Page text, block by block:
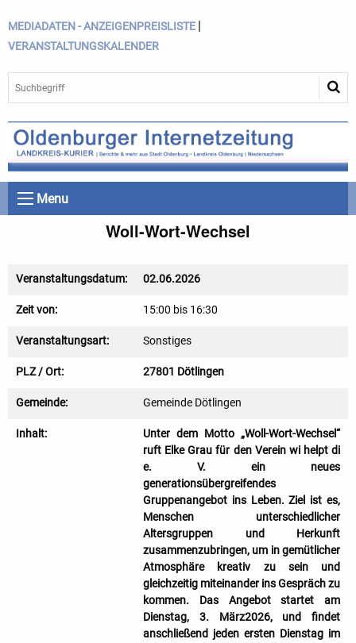
MEDIADATEN - ANZEIGENPREISLISTE |
VERANSTALTUNGSKALENDER
Menu
Woll-Wort-Wechsel
Veranstaltungsdatum: 02.06.2026
Zeit von: 15:00 bis 16:30
Veranstaltungsart: Sonstiges
PLZ / Ort: 27801 Dötlingen
Gemeinde: Gemeinde Dötlingen
Inhalt:
Unter dem Motto „Woll-Wort-Wechsel“
ruft Elke Grau für den Verein wi helpt di
e. V. ein neues
generationsübergreifendes
Gruppenangebot ins Leben. Ziel ist es,
Menschen unterschiedlicher
Altersgruppen und Herkunft
zusammenzubringen, um in gemütlicher
Atmosphäre kreativ zu sein und
gleichzeitig miteinander ins Gespräch zu
kommen. Das Angebot startet am
Dienstag, 3. März2026, und findet
anschließend jeden ersten Dienstag im